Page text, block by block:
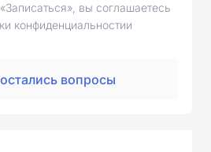
вы соглашаетесь
конфиденциальностии
вопросы